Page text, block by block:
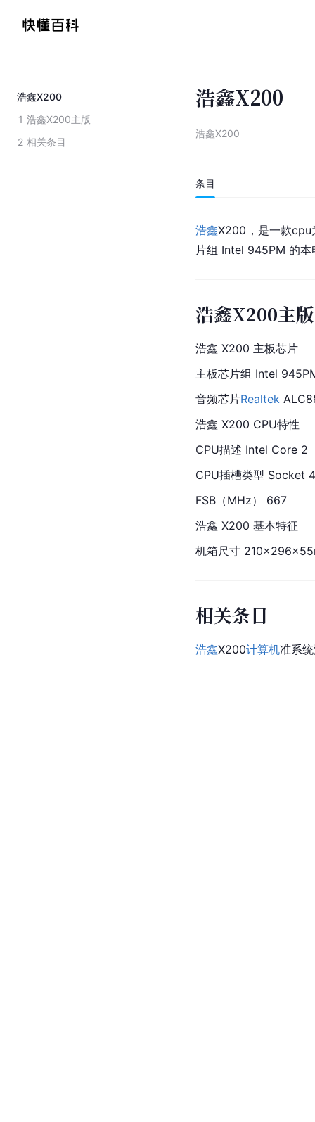
浩鑫X200
1 浩鑫X200主版
2 相关条目
浩鑫X200
浩鑫X200
条目
浩鑫X200，是一款cpu
片组 Intel 945PM 的本
浩鑫X200主版
浩鑫 X200 主板芯片
主板芯片组 Intel
音频芯片Realtek
浩鑫 X200 CPU特性
CPU描述 Intel Core 2
CPU插槽类型 Socket
FSB（MHz） 667
浩鑫 X200 基本特征
机箱尺寸
相关条目
浩鑫X200计算机准系